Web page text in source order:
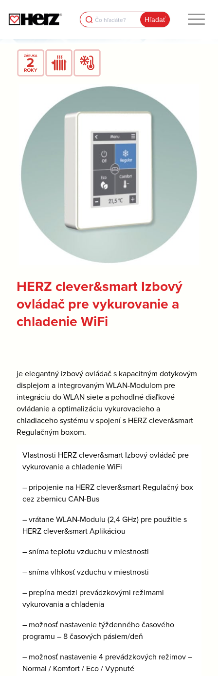
Search
for:
HERZ clever&smart Izbový
ovládač pre vykurovanie a
chladenie WiFi
je elegantný izbový ovládač s kapacitným dotykovým
displejom a integrovaným WLAN-Modulom pre
integráciu do WLAN siete a pohodlné diaľkové
ovládanie a optimalizáciu vykurovacieho a
chladiaceho systému v spojení s HERZ clever&smart
Regulačným boxom.
Vlastnosti HERZ clever&smart Izbový ovládač pre
vykurovanie a chladenie WiFi
– pripojenie na HERZ clever&smart Regulačný box
cez zbernicu CAN-Bus
– vrátane WLAN-Modulu (2,4 GHz) pre použitie s
HERZ clever&smart Aplikáciou
– sníma teplotu vzduchu v miestnosti
– sníma vlhkosť vzduchu v miestnosti
– prepína medzi prevádzkovými režimami
vykurovania a chladenia
– možnosť nastavenie týždenného časového
programu – 8 časových pásiem/deň
– možnosť nastavenie 4 prevádzkových režimov –
Normal / Komfort / Eco / Vypnuté